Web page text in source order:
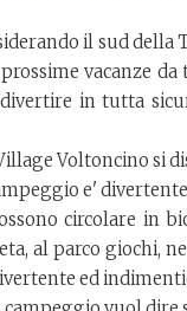
il sud della
vacanze
in tutta
Voltoncino si
e'
circolare in
al parco giochi,
ed